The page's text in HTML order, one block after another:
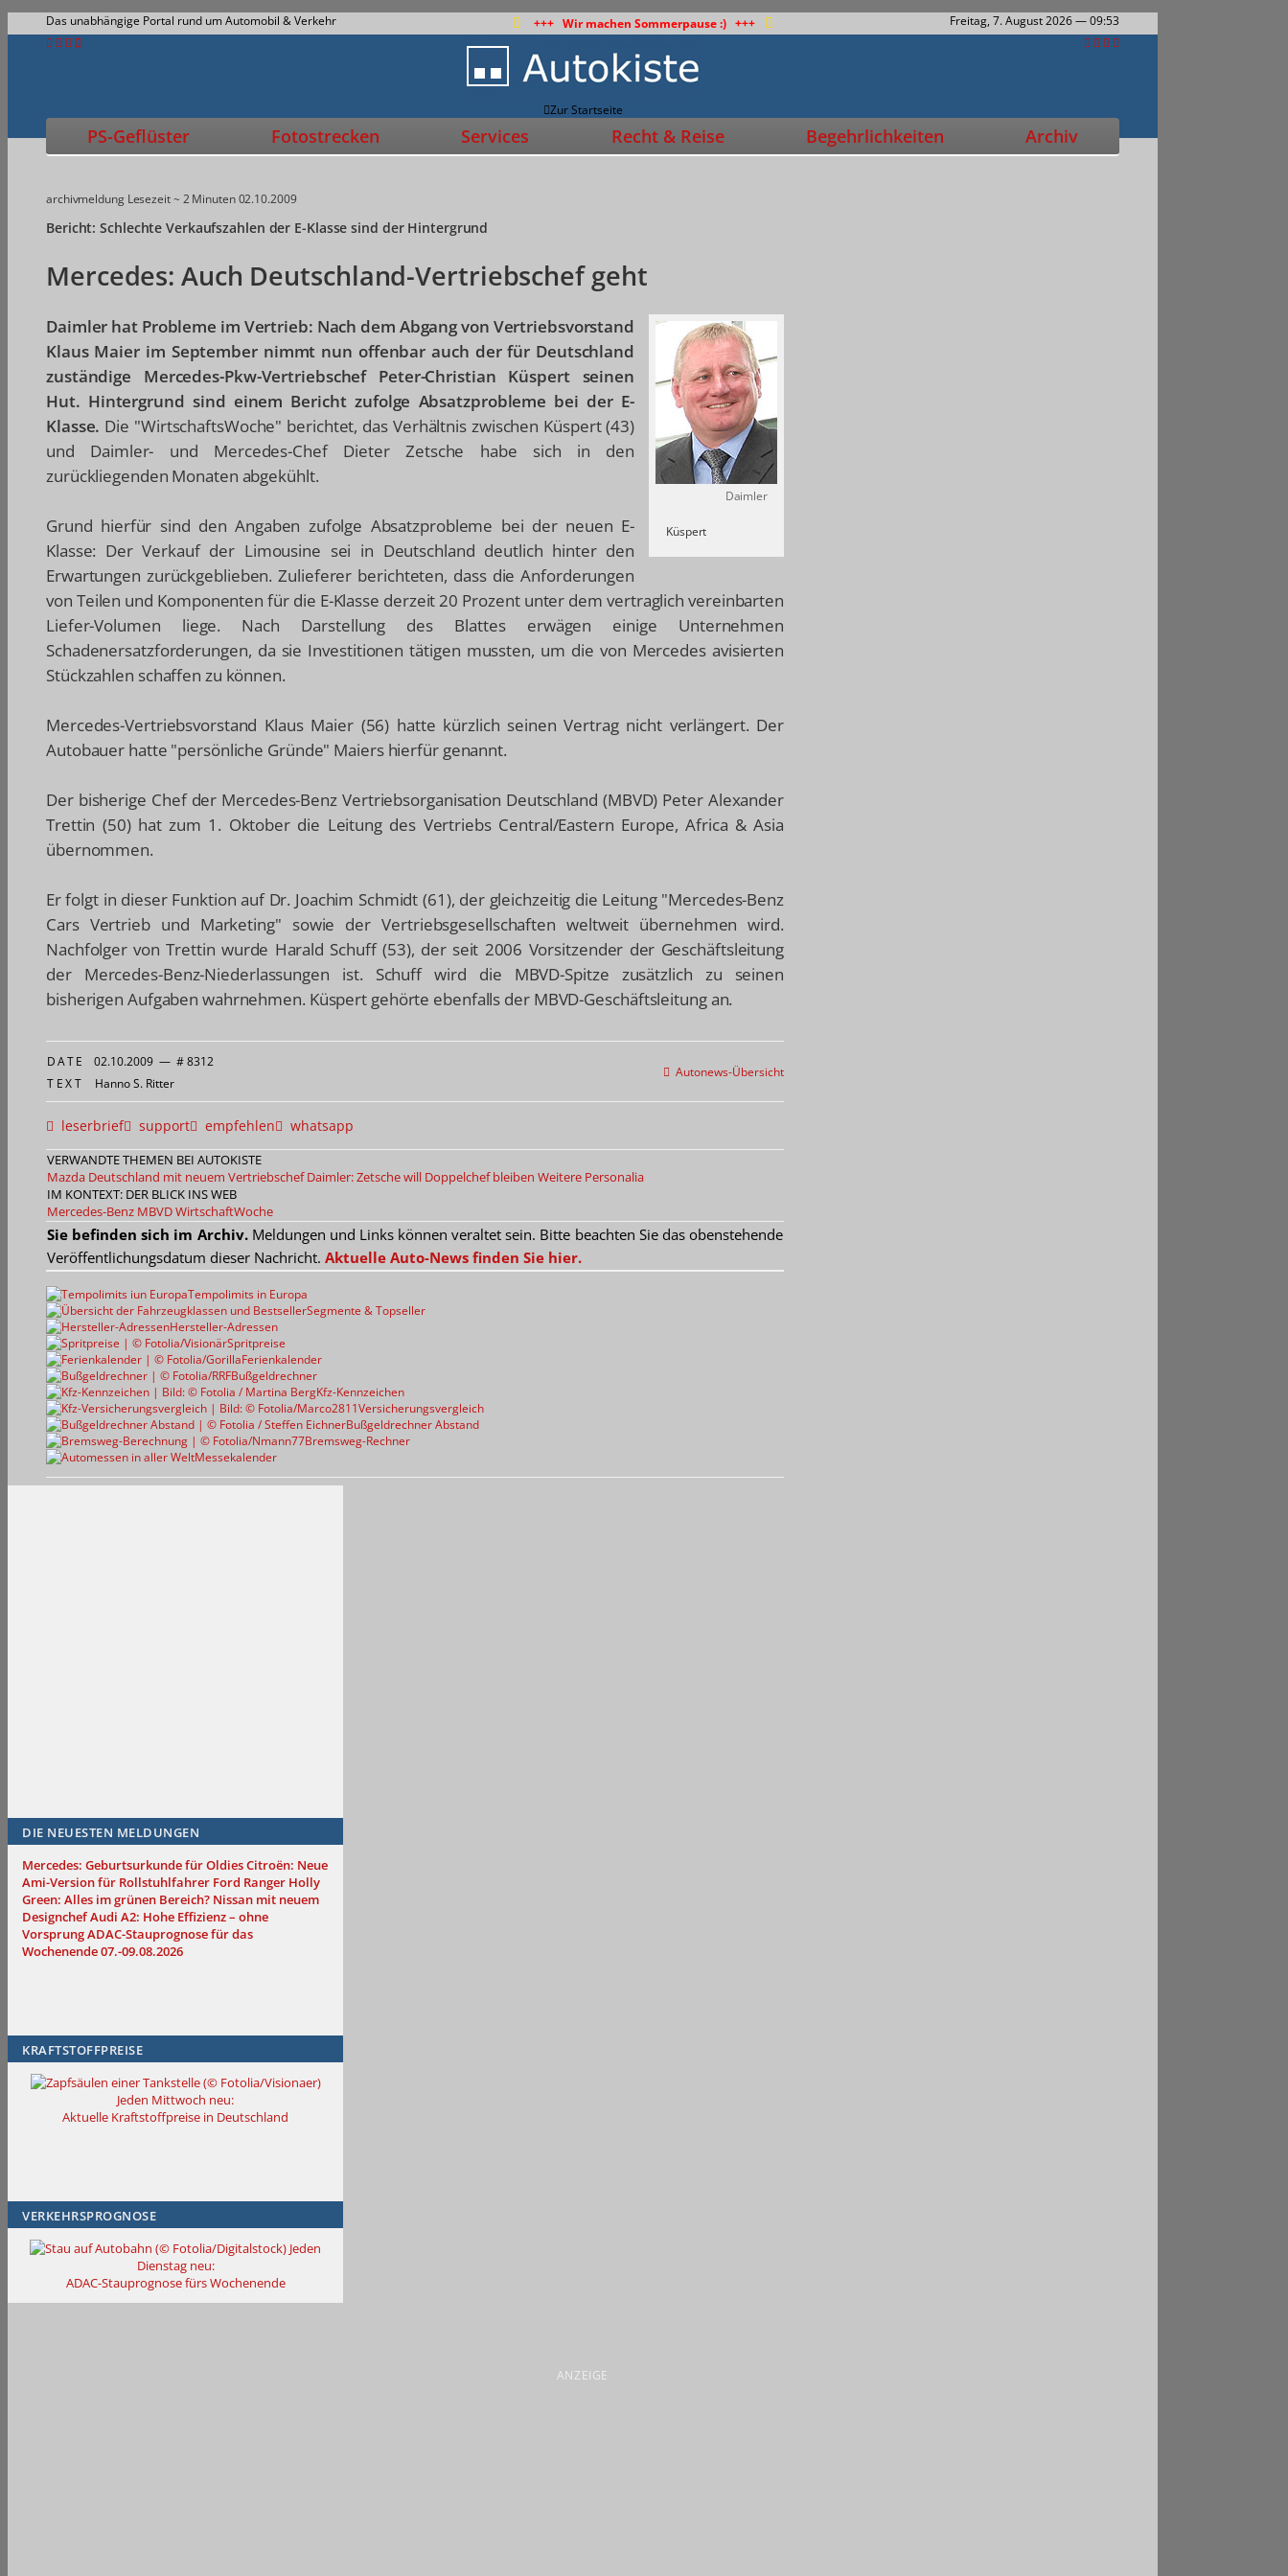
Das unabhängige Portal rund um Automobil & Verkehr +++ Wir machen Sommerpause :) +++ Freitag, 7. August 2026— 09:53
Zur Startseite
PS-Geflüster Fotostrecken Services Recht & Reise Begehrlichkeiten Archiv
archivmeldung Lesezeit ~ 2 Minuten02.10.2009
Bericht: Schlechte Verkaufszahlen der E-Klasse sind der Hintergrund
Mercedes: Auch Deutschland-Vertriebschef geht
Daimler
Küspert
Daimler hat Probleme im Vertrieb: Nach dem Abgang von Vertriebsvorstand
Klaus Maier im September nimmt nun offenbar auch der für Deutschland
zuständige Mercedes-Pkw-Vertriebschef Peter-Christian Küspert seinen
Hut. Hintergrund sind einem Bericht zufolge Absatzprobleme bei der E-
Klasse. Die "WirtschaftsWoche" berichtet, das Verhältnis zwischen Küspert (43)
und Daimler- und Mercedes-Chef Dieter Zetsche habe sich in den
zurückliegenden Monaten abgekühlt.
Grund hierfür sind den Angaben zufolge Absatzprobleme bei der neuen E-
Klasse: Der Verkauf der Limousine sei in Deutschland deutlich hinter den
Erwartungen zurückgeblieben. Zulieferer berichteten, dass die Anforderungen
von Teilen und Komponenten für die E-Klasse derzeit 20 Prozent unter dem vertraglich vereinbarten
Liefer-Volumen liege. Nach Darstellung des Blattes erwägen einige Unternehmen
Schadenersatzforderungen, da sie Investitionen tätigen mussten, um die von Mercedes avisierten
Stückzahlen schaffen zu können.
Mercedes-Vertriebsvorstand Klaus Maier (56) hatte kürzlich seinen Vertrag nicht verlängert. Der
Autobauer hatte "persönliche Gründe" Maiers hierfür genannt.
Der bisherige Chef der Mercedes-Benz Vertriebsorganisation Deutschland (MBVD) Peter Alexander
Trettin (50) hat zum 1. Oktober die Leitung des Vertriebs Central/Eastern Europe, Africa & Asia
übernommen.
Er folgt in dieser Funktion auf Dr. Joachim Schmidt (61), der gleichzeitig die Leitung "Mercedes-Benz
Cars Vertrieb und Marketing" sowie der Vertriebsgesellschaften weltweit übernehmen wird.
Nachfolger von Trettin wurde Harald Schuff (53), der seit 2006 Vorsitzender der Geschäftsleitung
der Mercedes-Benz-Niederlassungen ist. Schuff wird die MBVD-Spitze zusätzlich zu seinen
bisherigen Aufgaben wahrnehmen. Küspert gehörte ebenfalls der MBVD-Geschäftsleitung an.
Autonews-Übersicht
DATE 02.10.2009 — # 8312
TEXT Hanno S. Ritter
leserbrief support empfehlen whatsapp
VERWANDTE THEMEN BEI AUTOKISTE
Mazda Deutschland mit neuem Vertriebschef Daimler: Zetsche will Doppelchef bleiben Weitere Personalia
IM KONTEXT: DER BLICK INS WEB
Mercedes-Benz MBVDWirtschaftWoche
Sie befinden sich im Archiv.Meldungen und Links können veraltet sein. Bitte beachten Sie das obenstehende
Veröffentlichungsdatum dieser Nachricht. Aktuelle Auto-News finden Sie hier.
Tempolimits in Europa
Segmente & Topseller
Hersteller-Adressen
Spritpreise
Ferienkalender
Bußgeldrechner
Kfz-Kennzeichen
Versicherungsvergleich
Bußgeldrechner Abstand
Bremsweg-Rechner
Messekalender
DIE NEUESTEN MELDUNGEN
Mercedes: Geburtsurkunde für OldiesCitroën: Neue
Ami-Version für Rollstuhlfahrer Ford Ranger Holly
Green: Alles im grünen Bereich? Nissan mit neuem
DesignchefAudi A2: Hohe Effizienz – ohne
VorsprungADAC-Stauprognose für das
Wochenende 07.-09.08.2026
KRAFTSTOFFPREISE
Jeden Mittwoch neu:
Aktuelle Kraftstoffpreise in Deutschland
VERKEHRSPROGNOSE
Jeden
Dienstag neu:
ADAC-Stauprognose fürs Wochenende
ANZEIGE